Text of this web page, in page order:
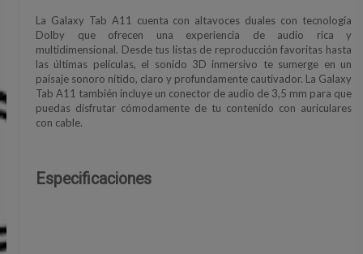
La Galaxy Tab A11 cuenta con altavoces duales con tecnología
Dolby que ofrecen una experiencia de audio rica y
multidimensional. Desde tus listas de reproducción favoritas hasta
las últimas películas, el sonido 3D inmersivo te sumerge en un
paisaje sonoro nítido, claro y profundamente cautivador. La Galaxy
Tab A11 también incluye un conector de audio de 3,5 mm para que
puedas disfrutar cómodamente de tu contenido con auriculares
con cable.
Especificaciones